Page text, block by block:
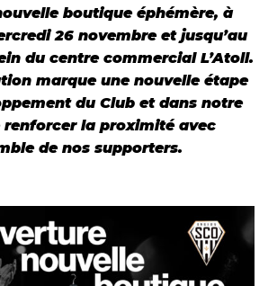
boutique éphémère, à
26 novembre et jusqu’au
du centre commercial L’Atoll.
marque une nouvelle étape
du Club et dans notre
renforcer la proximité avec
de nos supporters.